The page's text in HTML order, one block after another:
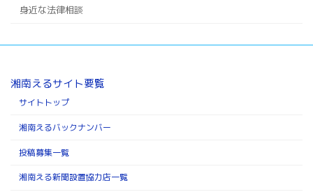
身近な法律相談
湘南えるサイト要覧
サイトトップ
湘南えるバックナンバー
投稿募集一覧
湘南える新聞設置協力店一覧